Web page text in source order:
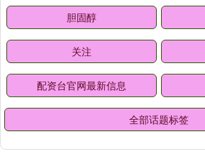
胆固醇
关注
配资台官网最新信息
全部话题标签